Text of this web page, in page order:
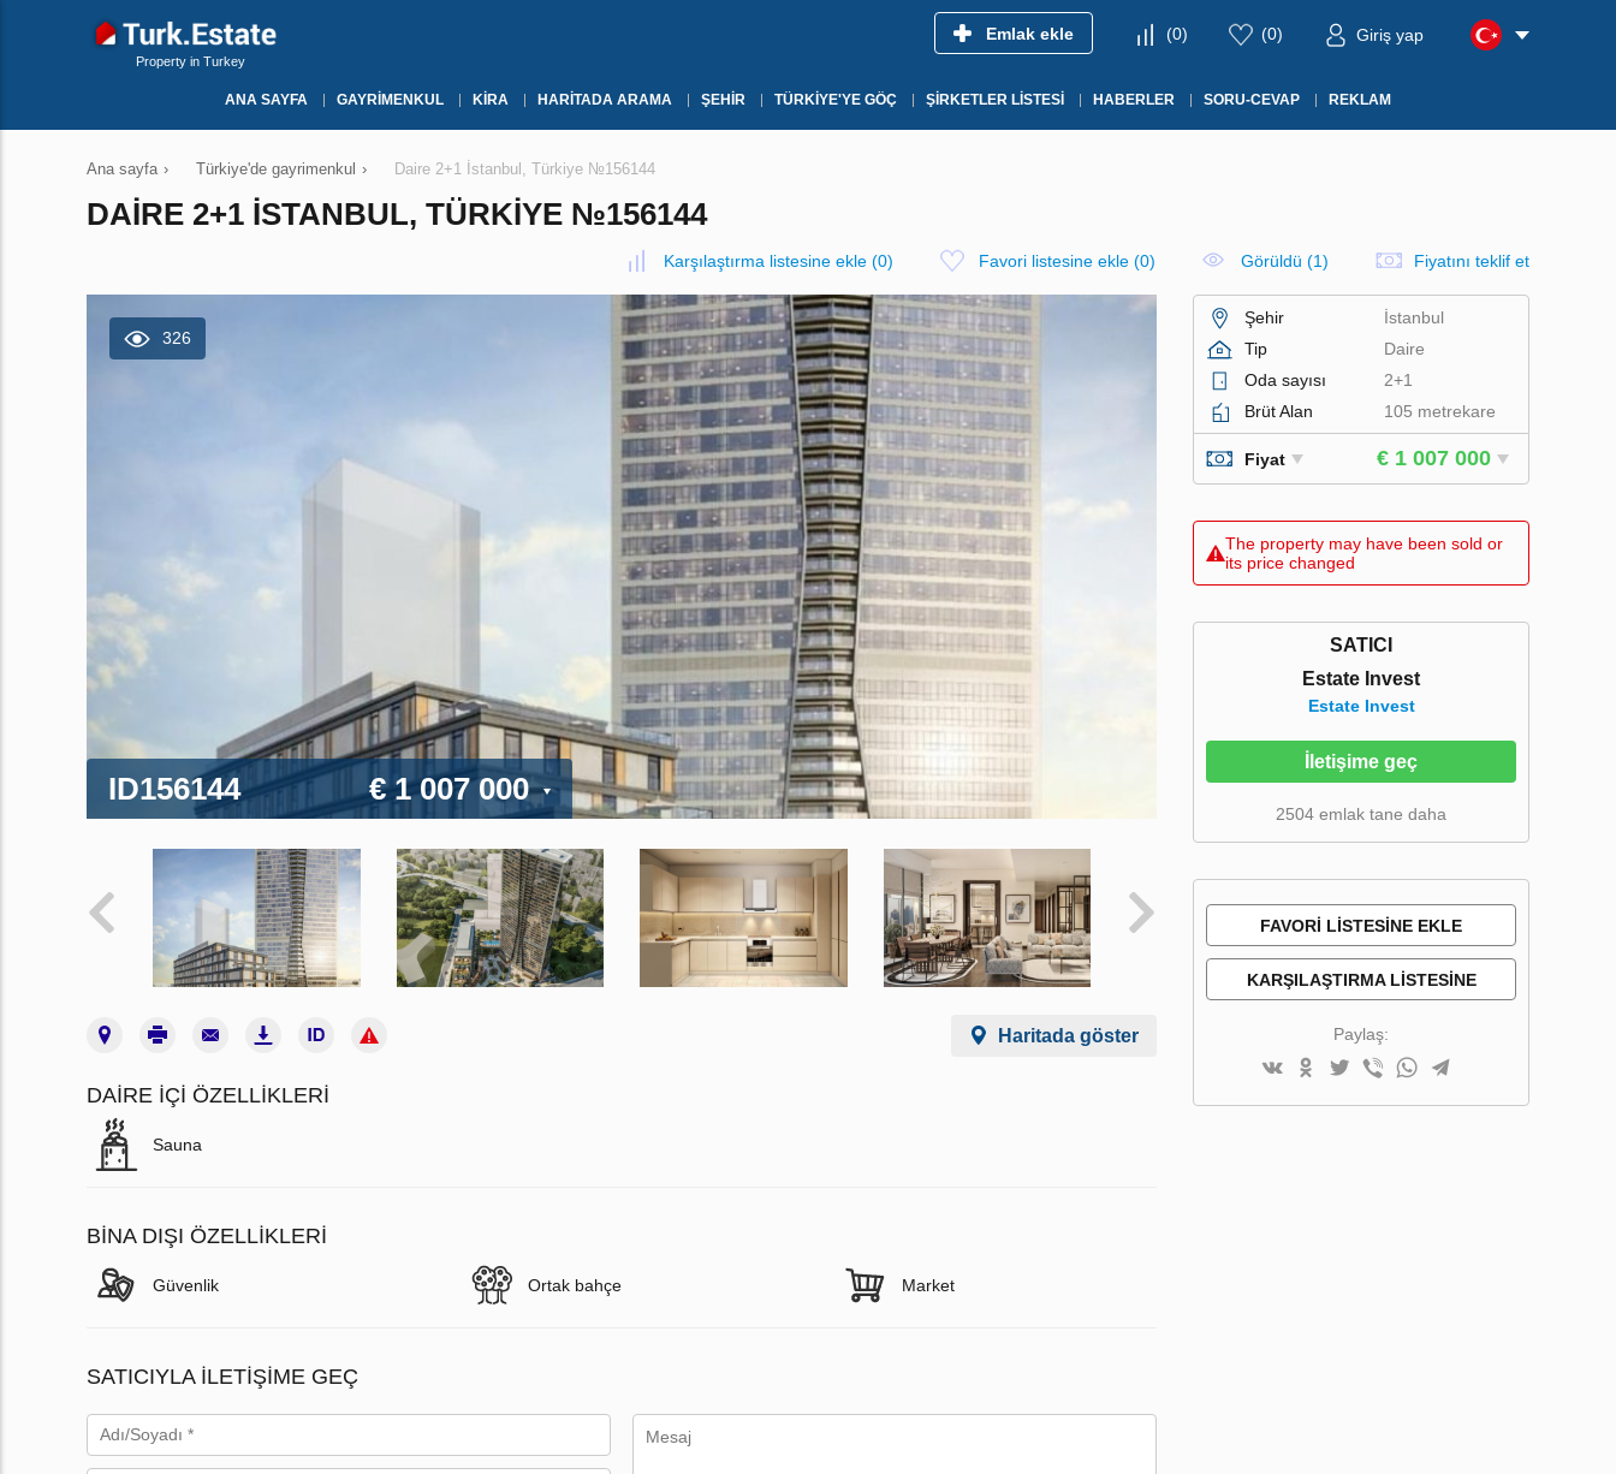
Property in Turkey
Emlak ekle (0) (0) Giriş yap
ANA SAYFA GAYRIMENKUL KIRA HARITADA ARAMA ŞEHIR TÜRKIYE'YE GÖÇ ŞIRKETLER LISTESI HABERLER SORU-CEVAP REKLAM
Ana sayfa › Türkiye'de gayrimenkul › Daire 2+1 İstanbul, Türkiye №156144
DAIRE 2+1 İSTANBUL, TÜRKIYE №156144
Karşılaştırma listesine ekle (0) Favori listesine ekle (0) Görüldü (1) Fiyatını teklif et
326
ID156144 € 1 007 000
Haritada göster
DAIRE IÇI ÖZELLIKLERI
Sauna
BINA DIŞI ÖZELLIKLERI
Güvenlik Ortak bahçe Market
SATICIYLA ILETIŞIME GEÇ
Şehir
İstanbul
Tip
Daire
Oda sayısı
2+1
Brüt Alan
105 metrekare
Fiyat € 1 007 000
The property may have been sold or
its price changed
SATICI
Estate Invest
Estate Invest
İletişime geç
2504 emlak tane daha
FAVORI LISTESINE EKLE
KARŞILAŞTIRMA LISTESINE
Paylaş: